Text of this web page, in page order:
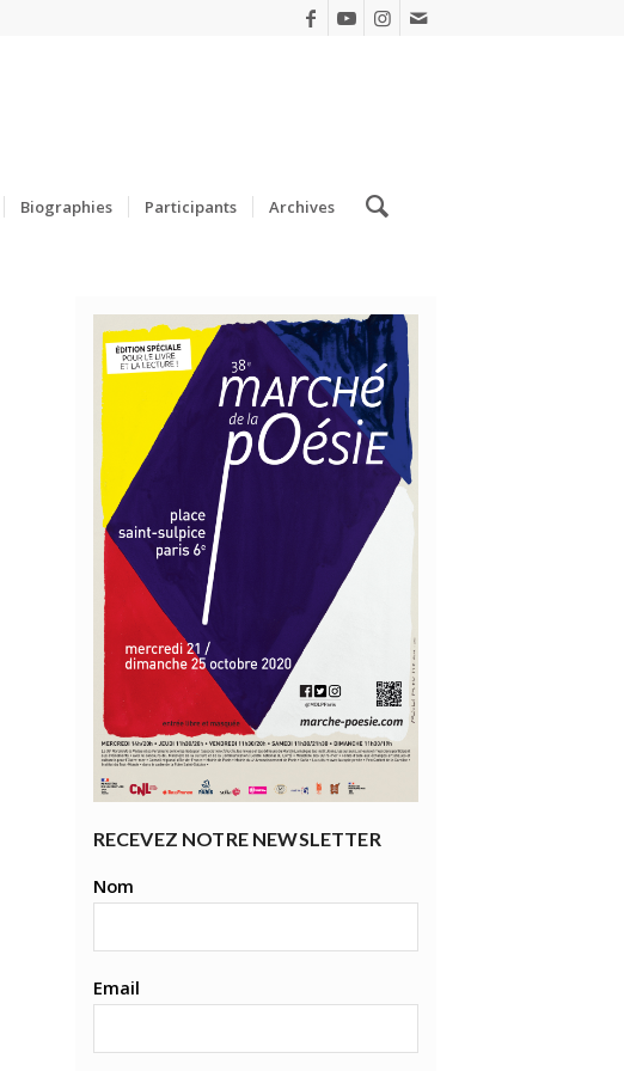
Biographies Participants Archives
RECEVEZ NOTRE NEWSLETTER
Nom
Email